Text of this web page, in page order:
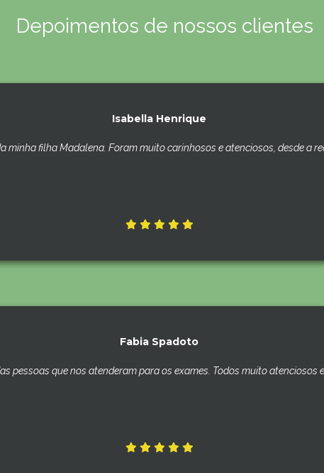
Depoimentos de nossos clientes
Isabella Henrique
minha filha Madalena. Foram muito carinhosos e atenciosos, desde a
Fabia Spadoto
pessoas que nos atenderam para os exames. Todos muito atenciosos